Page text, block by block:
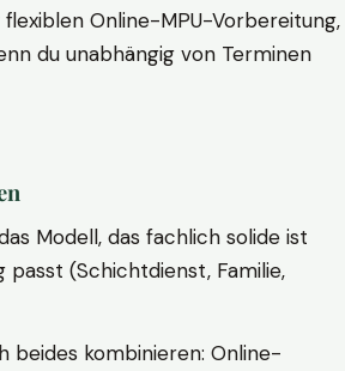
Online-MPU-Vorbereitung,
du unabhängig von Terminen
Modell, das fachlich solide ist
passt (Schichtdienst, Familie,
beides kombinieren: Online-